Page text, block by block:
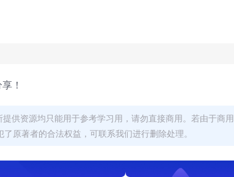
！
供资源均只能用于参考学习用，请勿直接商用。若由于商用
原著者的合法权益，可联系我们进行删除处理。